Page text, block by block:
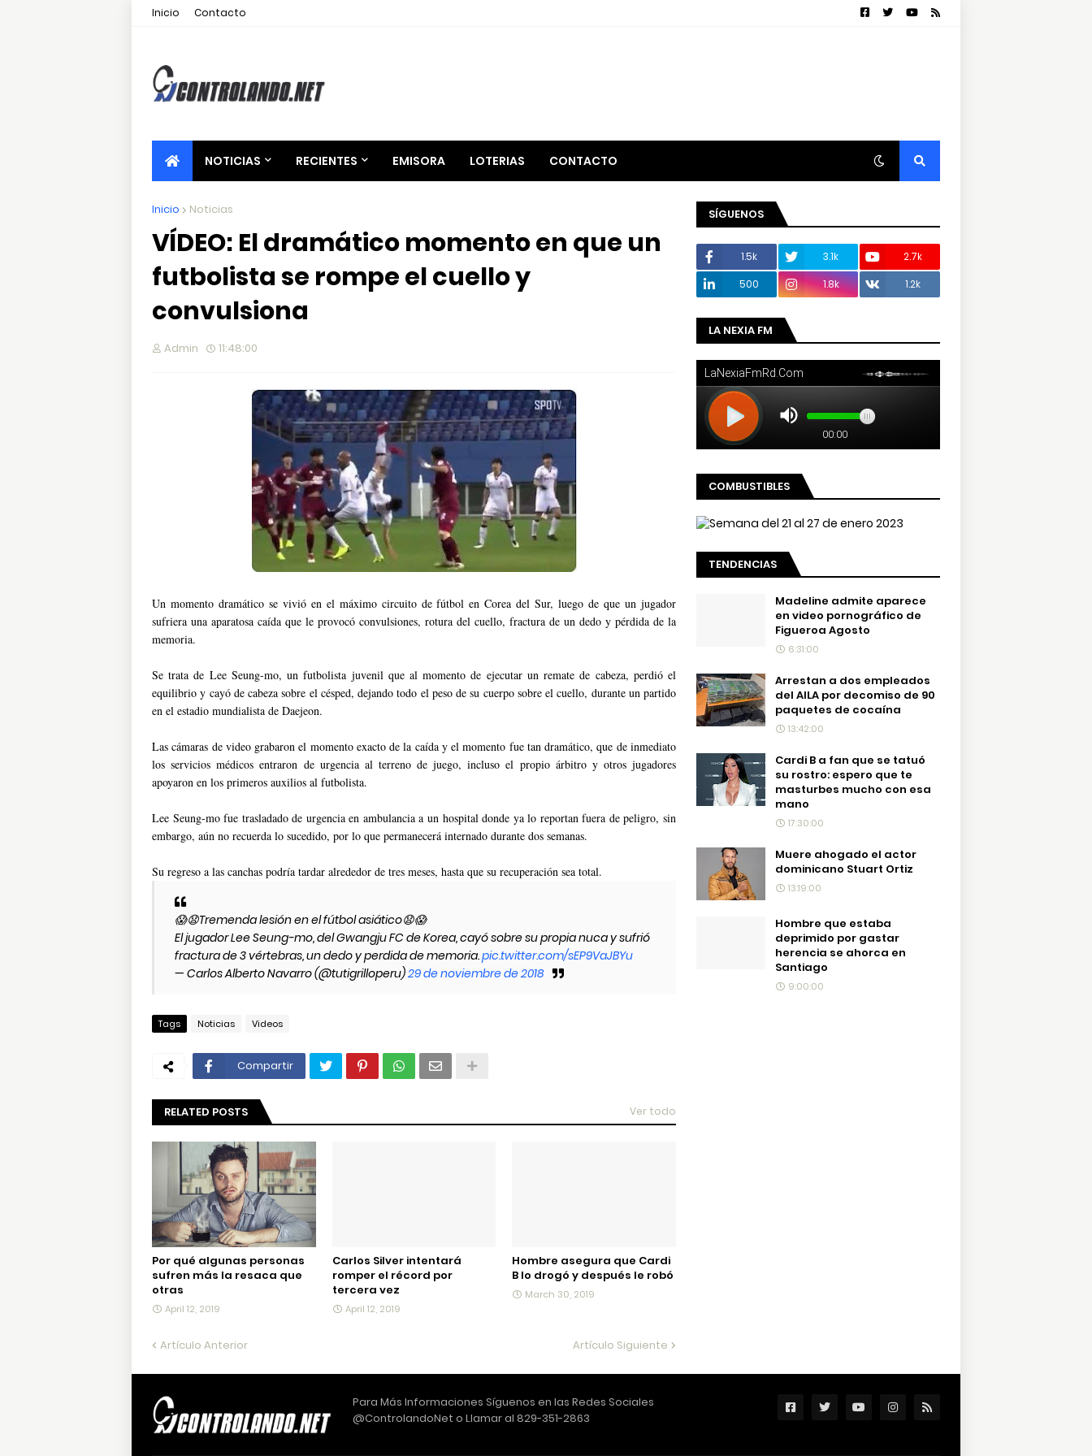
Inicio Contacto
NOTICIAS RECIENTES EMISORA LOTERIAS CONTACTO
Inicio Noticias
VÍDEO: El dramático momento en que un
futbolista se rompe el cuello y
convulsiona
Admin 11:48:00
Un momento dramático se vivió en el máximo circuito de fútbol en Corea del Sur, luego de que un jugador
sufriera una aparatosa caída que le provocó convulsiones, rotura del cuello, fractura de un dedo y pérdida de la
memoria.
Se trata de Lee Seung-mo, un futbolista juvenil que al momento de ejecutar un remate de cabeza, perdió el
equilibrio y cayó de cabeza sobre el césped, dejando todo el peso de su cuerpo sobre el cuello, durante un partido
en el estadio mundialista de Daejeon.
Las cámaras de video grabaron el momento exacto de la caída y el momento fue tan dramático, que de inmediato
los servicios médicos entraron de urgencia al terreno de juego, incluso el propio árbitro y otros jugadores
apoyaron en los primeros auxilios al futbolista.
Lee Seung-mo fue trasladado de urgencia en ambulancia a un hospital donde ya lo reportan fuera de peligro, sin
embargo, aún no recuerda lo sucedido, por lo que permanecerá internado durante dos semanas.
Su regreso a las canchas podría tardar alrededor de tres meses, hasta que su recuperación sea total.
😱😧Tremenda lesión en el fútbol asiático😧😱
El jugador Lee Seung-mo, del Gwangju FC de Korea, cayó sobre su propia nuca y sufrió
fractura de 3 vértebras, un dedo y perdida de memoria.pic.twitter.com/sEP9VaJBYu
— Carlos Alberto Navarro (@tutigrilloperu)29 de noviembre de 2018
Tags Noticias Videos
Compartir
RELATED POSTS Ver todo
Por qué algunas personas
sufren más la resaca que
otras
April 12, 2019
Carlos Silver intentará
romper el récord por
tercera vez
April 12, 2019
Hombre asegura que Cardi
B lo drogó y después le robó
March 30, 2019
Artículo Anterior Artículo Siguiente
SÍGUENOS
1.5k 3.1k
2.7k
500
1.8k 1.2k
LA NEXIA FM
COMBUSTIBLES
TENDENCIAS
Madeline admite aparece
en video pornográfico de
Figueroa Agosto
6:31:00
Arrestan a dos empleados
del AILA por decomiso de 90
paquetes de cocaína
13:42:00
Cardi B a fan que se tatuó
su rostro: espero que te
masturbes mucho con esa
mano
17:30:00
Muere ahogado el actor
dominicano Stuart Ortiz
13:19:00
Hombre que estaba
deprimido por gastar
herencia se ahorca en
Santiago
9:00:00
Para Más Informaciones Síguenos en las Redes Sociales
@ControlandoNet o Llamar al 829-351-2863